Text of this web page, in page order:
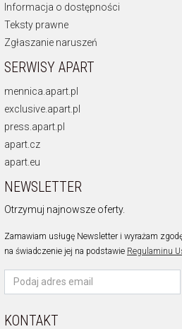
Informacja o dostępności
Teksty prawne
Zgłaszanie naruszeń
SERWISY APART
mennica.apart.pl
exclusive.apart.pl
press.apart.pl
apart.cz
apart.eu
NEWSLETTER
Otrzymuj najnowsze oferty.
Zamawiam usługę Newsletter i wyrażam
na świadczenie jej na podstawie Regulaminu
KONTAKT